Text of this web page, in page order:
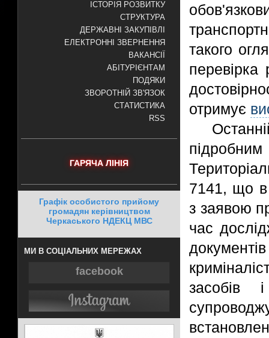
ІСТОРІЯ РОЗВИТКУ
СТРУКТУРА
ДЕРЖАВНІ ЗАКУПІВЛІ
ЕЛЕКТРОННІ ЗВЕРНЕННЯ
ВАКАНСІЇ
АБІТУРІЄНТАМ
ПОДЯКИ
ЗВОРОТНІЙ ЗВ'ЯЗОК
СТАТИСТИКА
RSS
ГАРЯЧА ЛІНІЯ
Графік особистого прийому
громадян керівництвом
Черкаського НДЕКЦ МВС
МИ В СОЦІАЛЬНИХ МЕРЕЖАХ
facebook
такого
перевірка
отримує
7141, що в
з заявою
час
засобів